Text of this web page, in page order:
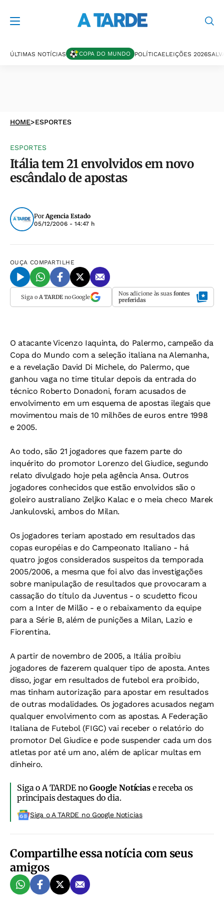
ÚLTIMAS NOTÍCIAS COPA DO MUNDO POLÍTICAELEIÇÕES 2026
HOME>ESPORTES
ESPORTES
Itália tem 21 envolvidos em novo
escândalo de apostas
PorAgencia Estado
05/12/2006 - 14:47 h
OUÇA COMPARTILHE
Siga o A TARDEno Google Nos adicione às suas fontes
preferidas
O atacante Vicenzo Iaquinta, do Palermo, campeão da
Copa do Mundo com a seleção italiana na Alemanha,
e a revelação David Di Michele, do Palermo, que
ganhou vaga no time titular depois da entrada do
técnico Roberto Donadoni, foram acusados de
envolvimento em um esquema de apostas ilegais que
movimentou mais de 10 milhões de euros entre 1998
e 2005.
Ao todo, são 21 jogadores que fazem parte do
inquérito do promotor Lorenzo del Giudice, segundo
relato divulgado hoje pela agência Ansa. Outros
jogadores conhecidos que estão envolvidos são o
goleiro australiano Zeljko Kalac e o meia checo Marek
Jankulovski, ambos do Milan.
Os jogadores teriam apostado em resultados das
copas européias e do Campeonato Italiano - há
quatro jogos considerados suspeitos da temporada
2005/2006, a mesma que foi alvo das investigações
sobre manipulação de resultados que provocaram a
cassação do título da Juventus - o scudetto ficou
com a Inter de Milão - e o rebaixamento da equipe
para a Série B, além de punições a Milan, Lazio e
Fiorentina.
A partir de novembro de 2005, a Itália proibiu
jogadores de fazerem qualquer tipo de aposta. Antes
disso, jogar em resultados de futebol era proibido,
mas tinham autorização para apostar em resultados
de outras modalidades. Os jogadores acusados negam
qualquer envolvimento com as apostas. A Federação
Italiana de Futebol (FIGC) vai receber o relatório do
promotor Del Giudice e pode suspender cada um dos
atletas por até um ano, além de aplicar multas em
dinheiro.
Siga o A TARDE noGoogle Notíciase receba os
principais destaques do dia.
Siga o A TARDE no Google Noticias
Compartilhe essa notícia com seus
amigos